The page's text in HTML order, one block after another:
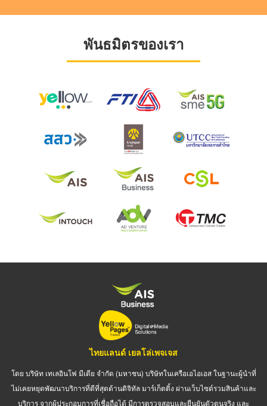
พันธมิตรของเรา
ไทยแลนด์ เยลโล่เพจเจส
โดย บริษัท เทเลอินโฟ มีเดีย จำกัด (มหาชน) บริษัทในเครือเอไอเอส ในฐานะผู้นำที่
ไม่เคยหยุดพัฒนาบริการที่ดีที่สุดด้านดิจิทัล มาร์เก็ตติ้ง ผ่านเว็บไซต์รวมสินค้าและ
บริการ จากผู้ประกอบการที่เชื่อถือได้ มีการตรวจสอบและยืนยันตัวตนจริง และ